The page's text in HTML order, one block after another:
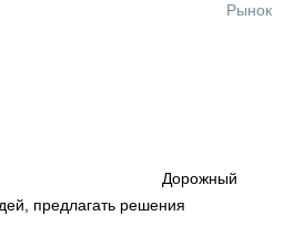
Рынок
Дорожный
предлагать решения